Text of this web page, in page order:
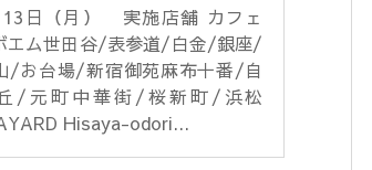
13日（月） 実施店舗 カフェ
エム世田谷/表参道/白金/銀座/
/お台場/新宿御苑麻布十番/自
/元町中華街/桜新町/浜松
Hisaya-odori...